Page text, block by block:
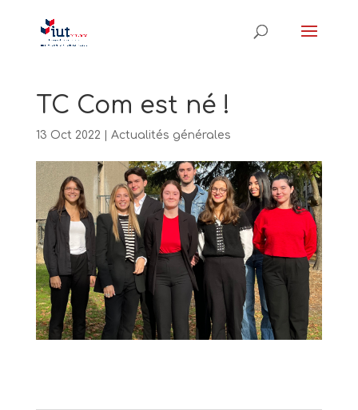
TC Com est né !
13 Oct 2022 Actualités générales